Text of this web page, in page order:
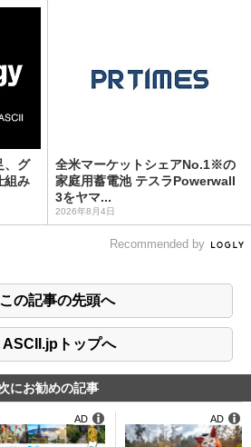
、グ
組み
全米マーケットシェアNo.1※の
家庭用蓄電池 テスラPowerwall
3をヤマ...
2026年8月4日
Recommended by
この記事の先頭へ
ASCII.jpトップへ
にお勧めの記事
AD AD